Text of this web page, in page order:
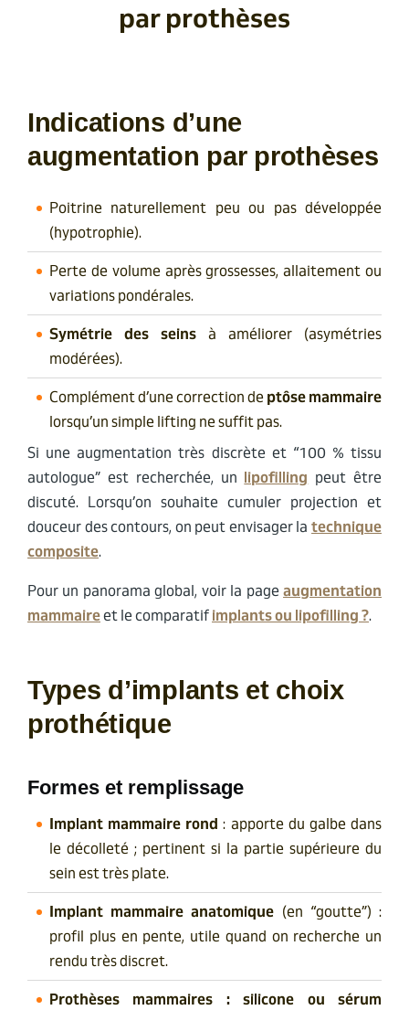
par prothèses
Indications d’une
augmentation par prothèses
Poitrine naturellement peu ou pas développée
(hypotrophie).
Perte de volume après grossesses, allaitement ou
variations pondérales.
Symétrie des seins à améliorer (asymétries
modérées).
Complément d’une correction de ptôse mammaire
lorsqu’un simple lifting ne suffit pas.
Si une augmentation très discrète et “100 % tissu
autologue” est recherchée, un lipofilling peut être
discuté. Lorsqu’on souhaite cumuler projection et
douceur des contours, on peut envisager la technique
composite.
Pour un panorama global, voir la page augmentation
mammaireet le comparatif implants ou lipofilling ?.
Types d’implants et choix
prothétique
Formes et remplissage
Implant mammaire rond : apporte du galbe dans
le décolleté ; pertinent si la partie supérieure du
sein est très plate.
Implant mammaire anatomique (en “goutte”) :
profil plus en pente, utile quand on recherche un
rendu très discret.
Prothèses mammaires : silicone ou sérum